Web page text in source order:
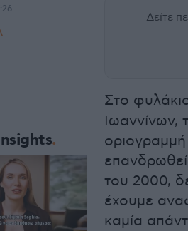
Δείτε
Στο
Ιωαννίνων,
του 2000,
έχουμε
καμία